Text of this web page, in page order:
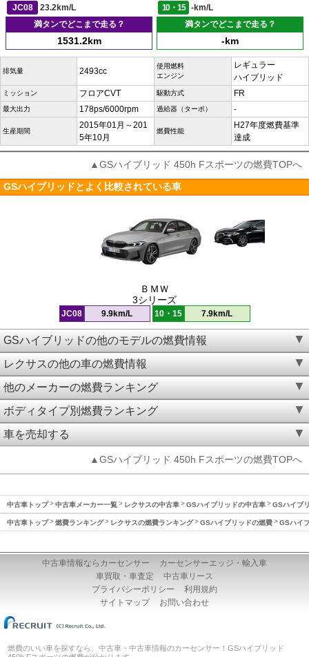
JC08
23.2km/L 10・15
-km/L
満タンでどこまで走る？
1531.2km
満タンでどこまで走る？
-km
排気量 2493cc
使用燃料
エンジン
レギュラー
ハイブリッド
ミッション フロアCVT 駆動方式 FR
最大出力 178ps/6000rpm 過給器（ターボ） -
生産期間
2015年01月～201
5年10月
燃費性能
H27年度燃費基準
達成
▲GSハイブリッド 450h Fスポーツの燃費TOPへ
GSハイブリッドとよく比較されている車
ＢＭＷ
3シリーズ
JC08 9.9km/L 10・15 7.9km/L
GSハイブリッドの他のモデルの燃費情報
レクサスの他の車の燃費情報
他のメーカーの燃費ランキング
ボディタイプ別燃費ランキング
車を売却する
▲GSハイブリッド 450h Fスポーツの燃費TOPへ
中古車トップ 中古車メーカー一覧 レクサスの中古車 GSハイブリッドの中古車 GSハイブ
中古車トップ 燃費ランキング レクサスの燃費ランキング GSハイブリッドの燃費 GSハイ
中古車情報ならカーセンサー
カーセンサーエッジ・輸入車
車買取・車査定
中古車リース
プライバシーポリシー
利用規約
サイトマップ
お問い合わせ
燃費のいい車を探すなら、中古車・中古車情報のカーセンサー！GSハイブリッド